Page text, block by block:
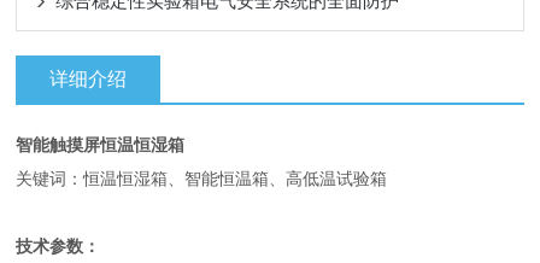
详细介绍
智能触摸屏恒温恒湿箱
关键词：恒温恒湿箱、智能恒温箱、高低温试验箱
技术参数：